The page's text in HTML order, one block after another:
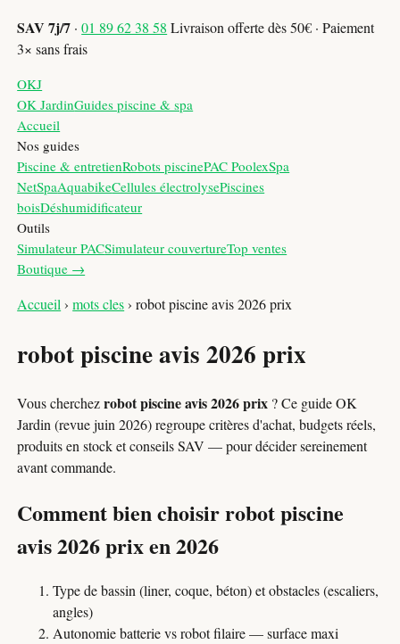
SAV 7j/7 ·01 89 62 38 58 Livraison offerte dès 50€ · Paiement
3× sans frais
OKJ
OK JardinGuides piscine & spa
Accueil
Nos guides
Piscine & entretienRobots piscinePAC PoolexSpa
NetSpaAquabikeCellules électrolysePiscines
boisDéshumidificateur
Outils
Simulateur PACSimulateur couvertureTop ventes
Boutique →
Accueil ›mots cles›robot piscine avis 2026 prix
robot piscine avis 2026 prix
Vous cherchezrobot piscine avis 2026 prix ? Ce guide OK
Jardin (revue juin 2026) regroupe critères d'achat, budgets réels,
produits en stock et conseils SAV — pour décider sereinement
avant commande.
Comment bien choisir robot piscine
avis 2026 prix en 2026
Type de bassin (liner, coque, béton) et obstacles (escaliers,
angles)
Autonomie batterie vs robot filaire — surface maxi